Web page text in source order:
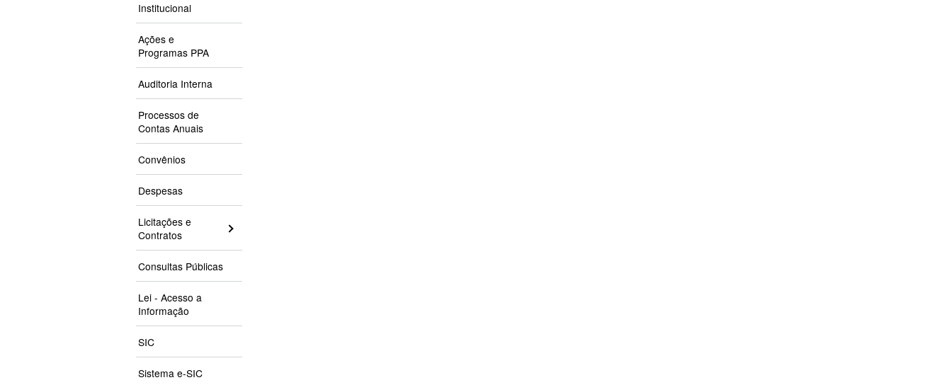
Institucional
Ações e
Programas PPA
Auditoria Interna
Processos de
Contas Anuais
Convênios
Despesas
Licitações e
Contratos
Consultas Públicas
Lei - Acesso a
Informação
SIC
Sistema e-SIC